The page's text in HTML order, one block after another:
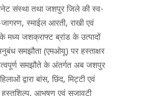
संस्था तथा जशपुर जिले की स्व-
स्माईल आरती, राखी एवं
जशक्राफ्ट ब्रांड के उत्पादों
समझौता (एमओयू) पर हस्ताक्षर
समझौते के अंतर्गत अब जशपुर
द्वारा बांस, छिंद, मिट्टी एवं
हस्तशिल्प, आभूषण एवं सजावटी